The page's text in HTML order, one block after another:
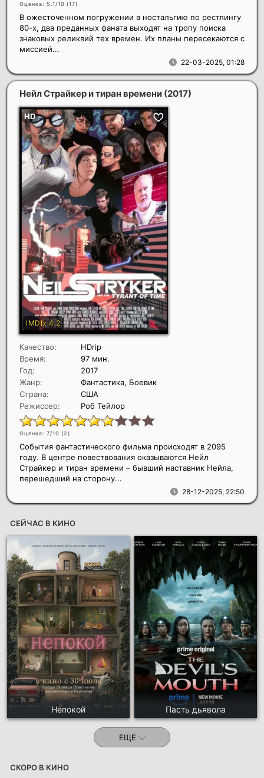
Оценка: 5.1/10 (17)
22-03-2025, 01:28
В ожесточенном погружении в ностальгию по рестлингу
80-х, два преданных фаната выходят на тропу поиска
знаковых реликвий тех времен. Их планы пересекаются с
миссией...
Нейл Страйкер и тиран времени (2017)
Качество:
HDrip
Время:
97 мин.
Год:
2017
Жанр:
Фантастика, Боевик
Страна:
США
Режиссер:
Роб Тейлор
Оценка: 7/10 (2)
28-12-2025, 22:50
События фантастического фильма происходят в 2095
году. В центре повествования оказываются Нейл
Страйкер и тиран времени – бывший наставник Нейла,
перешедший на сторону...
СЕЙЧАС В КИНО
Непокой Пасть дьявола
ЕЩЕ
СКОРО В КИНО